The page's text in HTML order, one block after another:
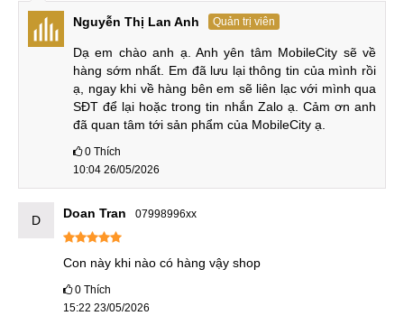
dụng, xử lý game nặng, quay video 4K/8K hay sao lưu dữ
liệu đều diễn ra gần như tức thời, mang đến trải nghiệm
mượt mà và ổn định.
So sánh OPPO Find X8 Ultra
Sau đây là phần so sánh chi tiết của OPPO Find X8 Ultra
với bản tiền nhiệm và người em ra mắt cùng thời
điểm OPPO Find X8s Plus.
OPPO Find X8 Ultra vs OPPO Find X7 Ultra
OPPO Find X8 Ultra thay đổi lột xác về thiết kế. Từ kiểu bo
cong mềm mại vớ màn hình cong trên X7 Ultra, chuyển sang
thiết kế vuông vức với màn hình phẳng. Như đã biết X7
Ultra hỗ trợ kháng nước rất tốt với IP68, nhưng Find X8
Nguyễn Thị Lan Anh Quản trị viên
Dạ em chào anh ạ. Anh yên tâm MobileCity sẽ về
hàng sớm nhất. Em đã lưu lại thông tin của mình rồi
ạ, ngay khi về hàng bên em sẽ liên lạc với mình qua
SĐT để lại hoặc trong tin nhắn Zalo ạ. Cảm ơn anh
đã quan tâm tới sản phẩm của MobileCity ạ.
0 Thích
10:04 26/05/2026
D Doan Tran 07998996xx
Con này khi nào có hàng vậy shop
0 Thích
15:22 23/05/2026